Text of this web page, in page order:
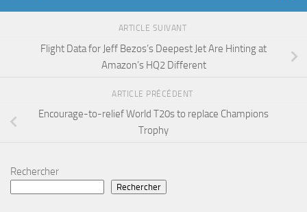
ARTICLE SUIVANT
Flight Data for Jeff Bezos’s Deepest Jet Are Hinting at
Amazon’s HQ2 Different
ARTICLE PRÉCÉDENT
Encourage-to-relief World T20s to replace Champions
Trophy
Rechercher
Rechercher